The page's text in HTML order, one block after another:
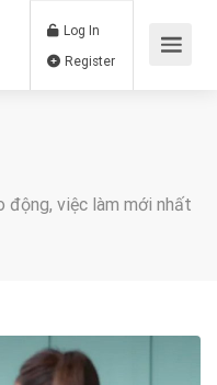
Log In
động, việc làm mới nhất